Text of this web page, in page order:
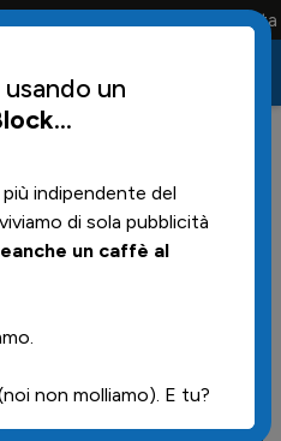
la portano tutta la vita
ho
Non è
per i
un
...
indipendente del
di sola pubblicità
un caffè al
non molliamo). E tu?